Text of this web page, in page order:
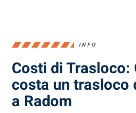
INFO
Costi di Trasloco:
costa un trasloco
a Radom